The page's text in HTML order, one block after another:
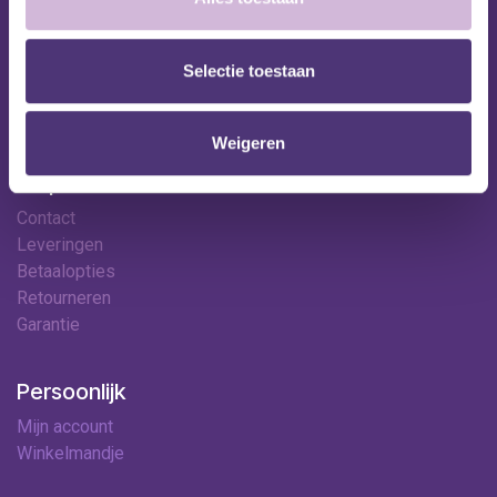
Selectie toestaan
Weigeren
Onze specialisten
Contact
Hulp & contact
Contact
Leveringen
Betaalopties
Retourneren
Garantie
Persoonlijk
Mijn account
Winkelmandje